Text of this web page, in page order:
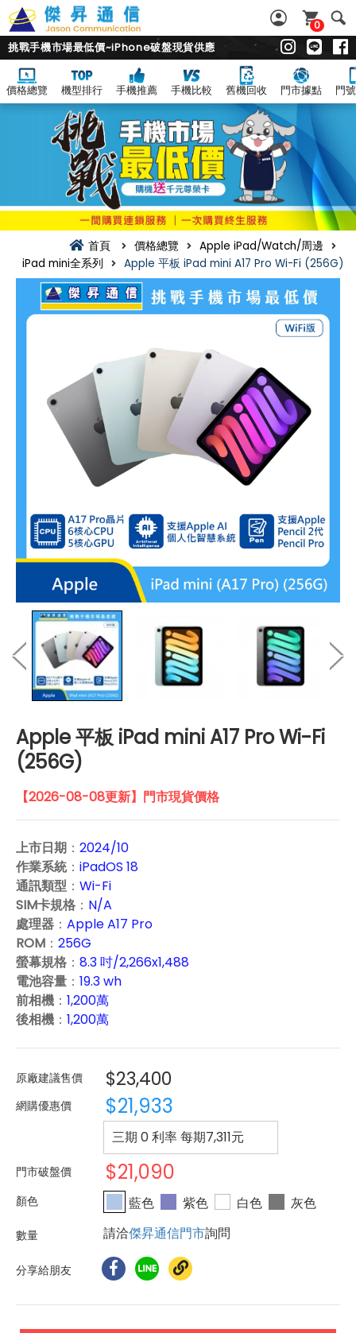
0
挑戰手機市場最低價~iPhone破盤現貨供應
價格總覽 機型排行 手機推薦 手機比較 舊機回收 門市據點 門
首頁 價格總覽
Apple iPad/Watch/周邊
iPad mini全系列
Apple 平板 iPad mini A17 Pro Wi-Fi (256G)
Apple 平板 iPad mini A17 Pro Wi-Fi
(256G)
【2026-08-08更新】門市現貨價格
上市日期 ： 2024/10
作業系統： iPadOS 18
通訊類型 ： Wi-Fi
SIM卡規格 ： N/A
處理器 ： Apple A17 Pro
ROM ： 256G
螢幕規格 ： 8.3 吋/2,266x1,488
電池容量 ： 19.3 wh
前相機 ： 1,200萬
後相機 ： 1,200萬
原廠建議售價 $23,400
網購優惠價 $21,933
三期 0 利率 每期7,311元
門市破盤價 $21,090
藍色 紫色 白色
灰色
請洽傑昇通信門市詢問
分享給朋友